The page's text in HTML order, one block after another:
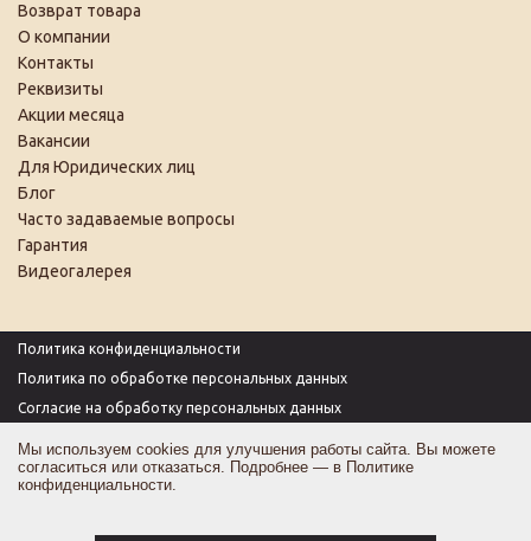
Возврат товара
О компании
Контакты
Реквизиты
Акции месяца
Вакансии
Для Юридических лиц
Блог
Часто задаваемые вопросы
Гарантия
Видеогалерея
Политика конфиденциальности
Политика по обработке персональных данных
Согласие на обработку персональных данных
Согласие на получение рекламы
Оферта
Мы используем cookies для улучшения работы сайта. Вы можете
согласиться или отказаться. Подробнее — в Политике
конфиденциальности.